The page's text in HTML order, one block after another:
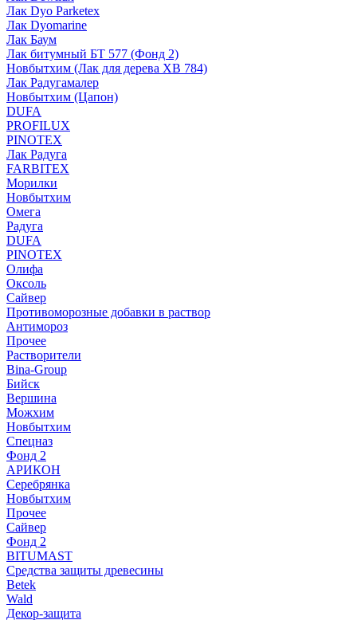
Лак Dyo Parketex
Лак Dyomarine
Лак Баум
Лак битумный БТ 577 (Фонд 2)
Новбытхим (Лак для дерева ХВ 784)
Лак Радугамалер
Новбытхим (Цапон)
DUFA
PROFILUX
PINOTEX
Лак Радуга
FARBITEX
Морилки
Новбытхим
Омега
Радуга
DUFA
PINOTEX
Олифа
Оксоль
Сайвер
Противоморозные добавки в раствор
Антимороз
Прочее
Растворители
Bina-Group
Бийск
Вершина
Можхим
Новбытхим
Спецназ
Фонд 2
АРИКОН
Серебрянка
Новбытхим
Прочее
Сайвер
Фонд 2
BITUMAST
Средства защиты древесины
Betek
Wald
Декор-защита